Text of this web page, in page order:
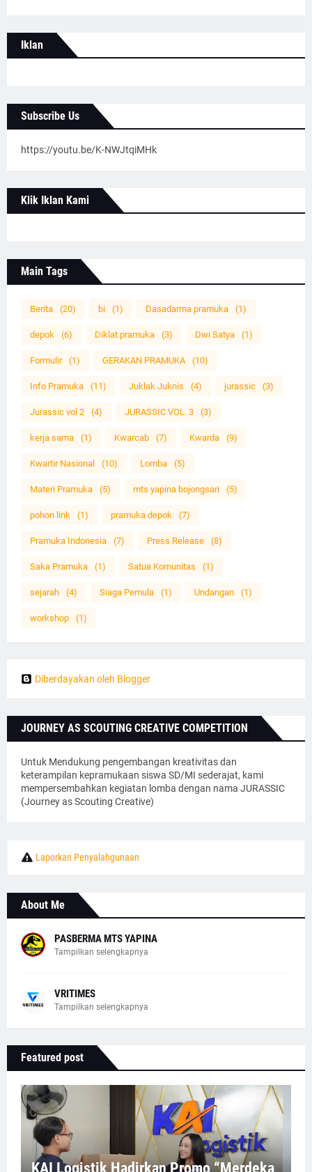
Iklan
Subscribe Us
https://youtu.be/K-NWJtqiMHk
Klik Iklan Kami
Main Tags
Berita (20) bi (1) Dasadarma pramuka (1)
depok (6) Diklat pramuka (3) Dwi Satya (1)
Formulir (1) GERAKAN PRAMUKA (10)
Info Pramuka (11) Juklak Juknis (4) jurassic (3)
Jurassic vol 2 (4) JURASSIC VOL. 3 (3)
kerja sama (1) Kwarcab (7) Kwarda (9)
Kwartir Nasional (10) Lomba (5)
Materi Pramuka (5) mts yapina bojongsari (5)
pohon link (1) pramuka depok (7)
Pramuka Indonesia (7) Press Release (8)
Saka Pramuka (1) Satua Komunitas (1)
sejarah (4) Siaga Pemula (1) Undangan (1)
workshop (1)
Diberdayakan oleh Blogger
JOURNEY AS SCOUTING CREATIVE COMPETITION
Untuk Mendukung pengembangan kreativitas dan
keterampilan kepramukaan siswa SD/MI sederajat, kami
mempersembahkan kegiatan lomba dengan nama JURASSIC
(Journey as Scouting Creative)
Laporkan Penyalahgunaan
About Me
PASBERMA MTS YAPINA
Tampilkan selengkapnya
VRITIMES
Tampilkan selengkapnya
Featured post
KAI Logistik Hadirkan Promo “Merdeka